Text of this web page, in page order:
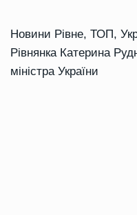
Новини Рівне, ТОП,
Рівнянка Катерина
міністра України